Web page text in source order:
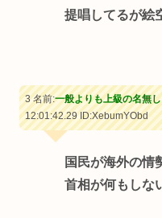
提唱してるが絵
3 名前:一般よりも上級の名無
12:01:42.29ID:XebumYObd
国民が海外の情
首相が何もしな